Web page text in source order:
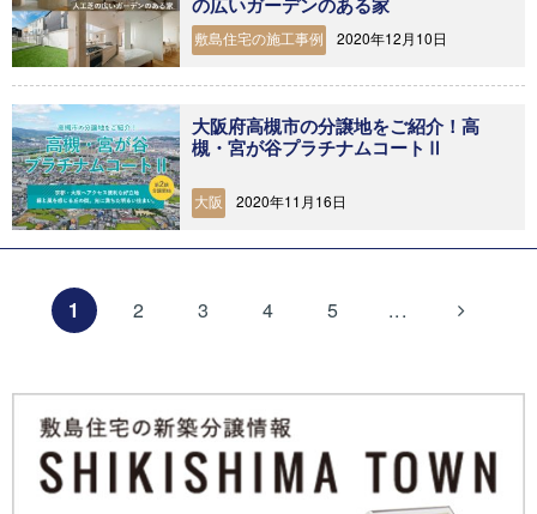
の広いガーデンのある家
敷島住宅の施工事例 2020年12月10日
大阪府高槻市の分譲地をご紹介！高
槻・宮が谷プラチナムコートⅡ
大阪 2020年11月16日
1 2 3 4 5 ...